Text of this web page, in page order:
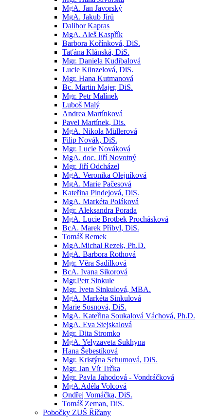
MgA. Jan Javorský
MgA. Jakub Jírů
Dalibor Kapras
MgA. Aleš Kaspřík
Barbora Kořínková, DiS.
Taťána Klánská, DiS.
Mgr. Daniela Kudibalová
Lucie Künzelová, DiS.
Mgr. Hana Kutmanová
Bc. Martin Majer, DiS.
Mgr. Petr Malínek
Luboš Malý
Andrea Martínková
Pavel Martínek, Dis.
MgA. Nikola Müllerová
Filip Novák, DiS.
Mgr. Lucie Nováková
MgA. doc. Jiří Novotný
Mgr. Jiří Odcházel
MgA. Veronika Olejníková
MgA. Marie Pačesová
Kateřina Pindejová, DiS.
MgA. Markéta Poláková
Mgr. Aleksandra Porada
MgA. Lucie Brotbek Prochásková
BcA. Marek Přibyl, DiS.
Tomáš Remek
MgA.Michal Rezek, Ph.D.
MgA. Barbora Rothová
Mgr. Věra Sadílková
BcA. Ivana Sikorová
Mgr.Petr Sinkule
Mgr. Iveta Sinkulová, MBA.
MgA. Markéta Sinkulová
Marie Sosnová, DiS.
MgA. Kateřina Soukalová Váchová, Ph.D.
MgA. Eva Stejskalová
Mgr. Dita Stromko
MgA. Yelyzaveta Sukhyna
Hana Šebestíková
Mgr. Kristýna Schumová, DiS.
Mgr. Jan Vít Trčka
Mgr. Pavla Jahodová - Vondráčková
MgA.Adéla Volcová
Ondřej Vomáčka, DiS.
Tomáš Zeman, DiS.
Pobočky ZUŠ Říčany